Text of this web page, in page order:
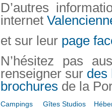
D’autres
internet
et sur leur page
N’hésitez pas
renseigner sur des
brochures de la
Campings Gîtes Studios